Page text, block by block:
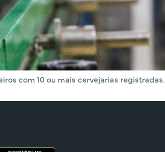
com 10 ou mais cervejarias registradas.